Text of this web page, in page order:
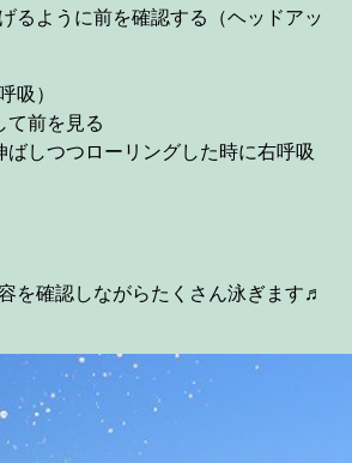
るように前を確認する（ヘッドアッ
吸）
て前を見る
しつつローリングした時に右呼吸
を確認しながらたくさん泳ぎます♬